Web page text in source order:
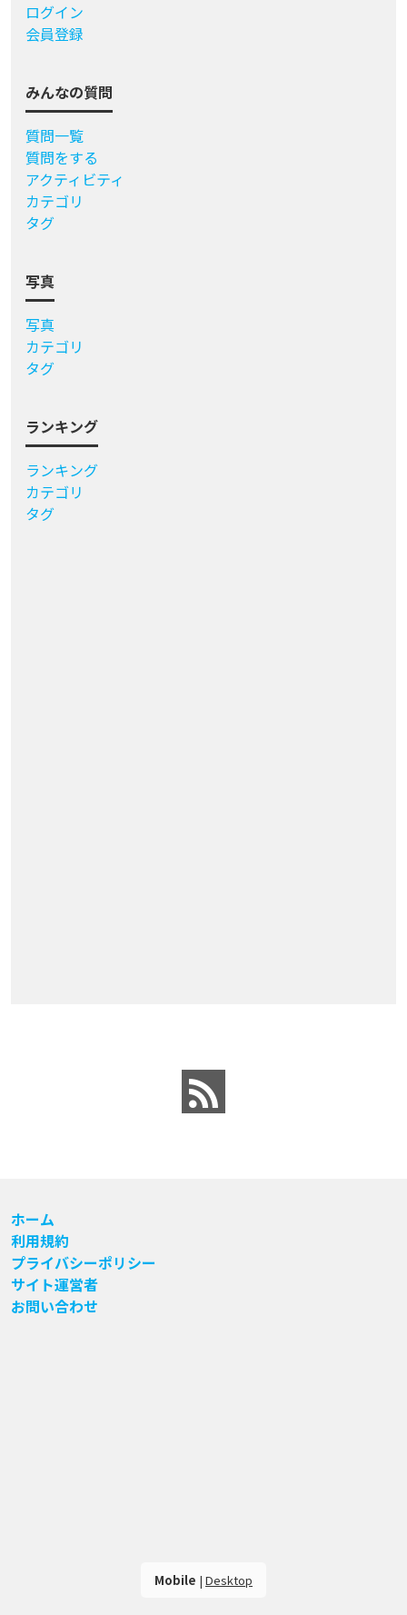
ログイン
会員登録
みんなの質問
質問一覧
質問をする
アクティビティ
カテゴリ
タグ
写真
写真
カテゴリ
タグ
ランキング
ランキング
カテゴリ
タグ
ホーム
利用規約
プライバシーポリシー
サイト運営者
お問い合わせ
Mobile | Desktop